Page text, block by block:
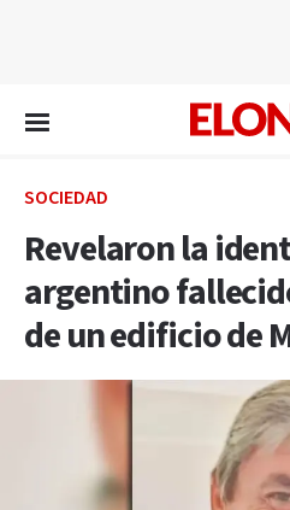
SOCIEDAD
Revelaron la
argentino
de un edificio de